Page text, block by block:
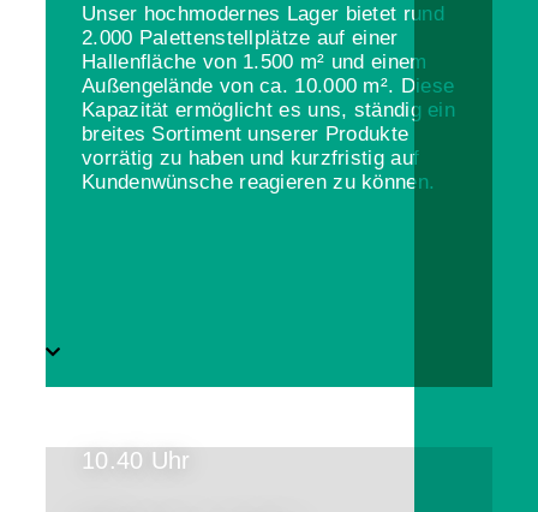
Unser hochmodernes Lager bietet rund
2.000 Palettenstellplätze auf einer
Hallenfläche von 1.500 m² und einem
Außengelände von ca. 10.000 m². Diese
Kapazität ermöglicht es uns, ständig ein
breites Sortiment unserer Produkte
vorrätig zu haben und kurzfristig auf
Kundenwünsche reagieren zu können.
10.40 Uhr